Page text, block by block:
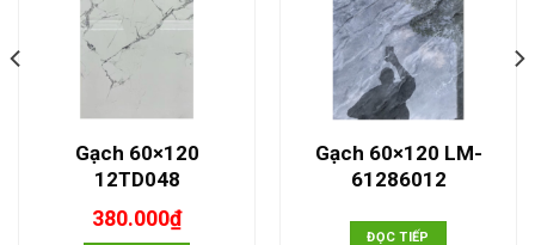
Gạch 60×120
12TD048
380.000₫
Gạch 60×120 LM-
61286012
ĐỌC TIẾP